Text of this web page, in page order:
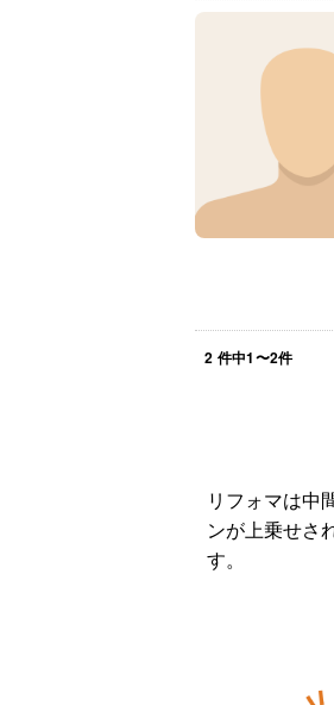
2 件中1〜2件
リフォマは中
ンが上乗せさ
す。